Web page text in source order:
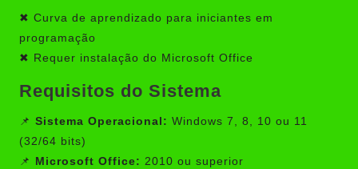
✖ Curva de aprendizado para iniciantes em
programação
✖ Requer instalação do Microsoft Office
Requisitos do Sistema
📌 Sistema Operacional: Windows 7, 8, 10 ou 11
(32/64 bits)
📌
Microsoft Office: 2010 ou superior